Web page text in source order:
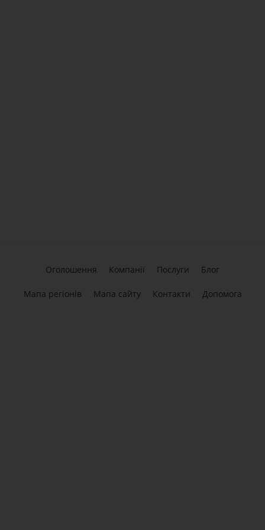
Оголошення Компанії Послуги Блог
Мапа регіонів Мапа сайту Контакти Допомога